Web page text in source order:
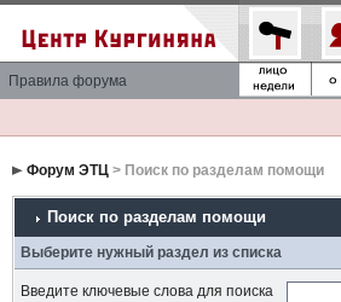
Правила форума
Форум ЭТЦ> Поиск по разделам помощи
Поиск по разделам помощи
Выберите нужный раздел из списка
Введите ключевые слова для поиска